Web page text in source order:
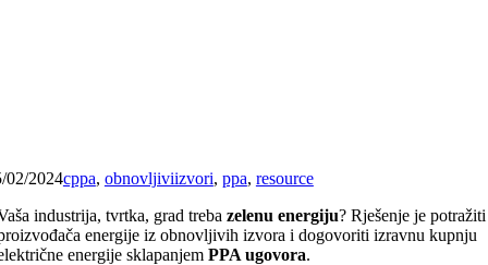
02/2024cppa, obnovljiviizvori, ppa, resource
industrija, tvrtka, grad trebazelenu energiju? Rješenje je potražiti
energije iz obnovljivih izvora i dogovoriti izravnu kupnju
energije sklapanjemPPA ugovora.